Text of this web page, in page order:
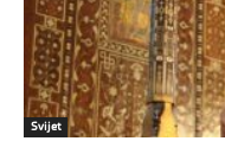
Svijet